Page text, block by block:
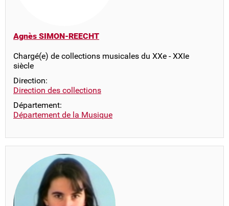
Agnès SIMON-REECHT
Chargé(e) de collections musicales du XXe - XXIe
siècle
Direction:
Direction des collections
Département:
Département de la Musique